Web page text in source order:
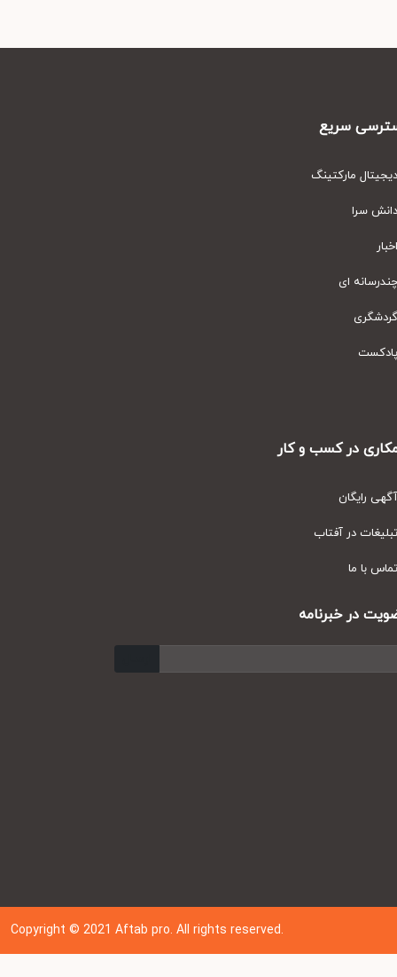
سریع
مارکتینگ
سرا
ای
در کسب و کار
رایگان
در آفتاب
با ما
در خبرنامه
Copyright © 202 1Aftab pro. All rights reserved.